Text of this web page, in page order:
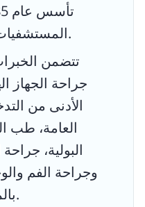
المستشفيات المجهزة في تشيناي.
تتضمن
جراحة الجهاز
الأدنى من
العامة، طب
البولية،
وجراحة الفم
بالمنظار وجراحة السمنة.